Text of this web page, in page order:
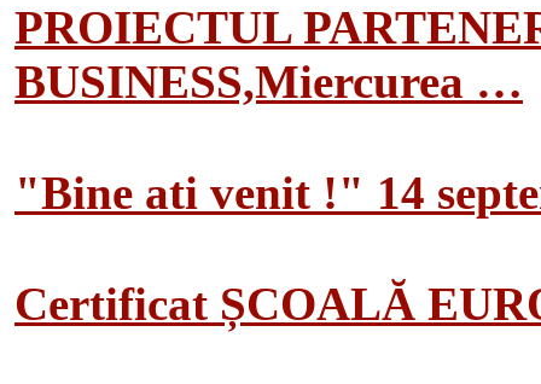
PROIECTUL
BUSINESS,Miercurea …
"Bine ati venit !" 14
Certificat ȘCOALĂ